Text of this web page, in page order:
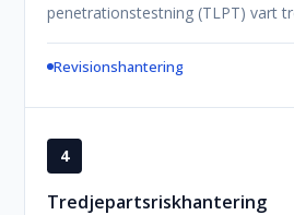
penetrationstestning (TLPT) vart
Revisionshantering
4
Tredjepartsriskhantering